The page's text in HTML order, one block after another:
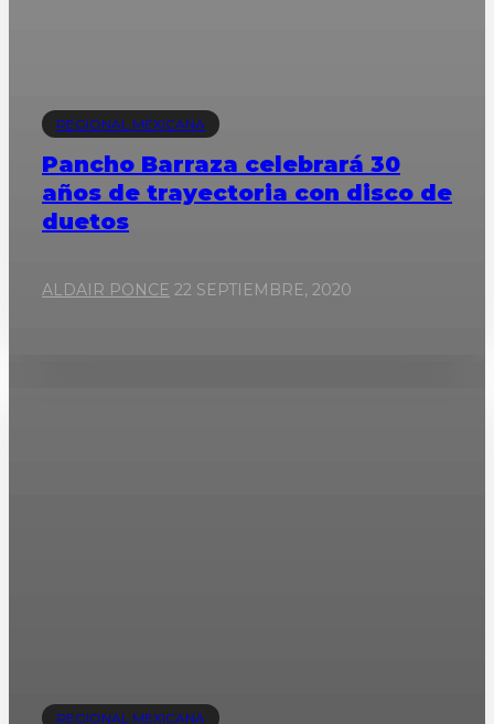
REGIONAL MEXICANA
Pancho Barraza celebrará 30
años de trayectoria con disco de
duetos
ALDAIR PONCE 22 SEPTIEMBRE, 2020
REGIONAL MEXICANA